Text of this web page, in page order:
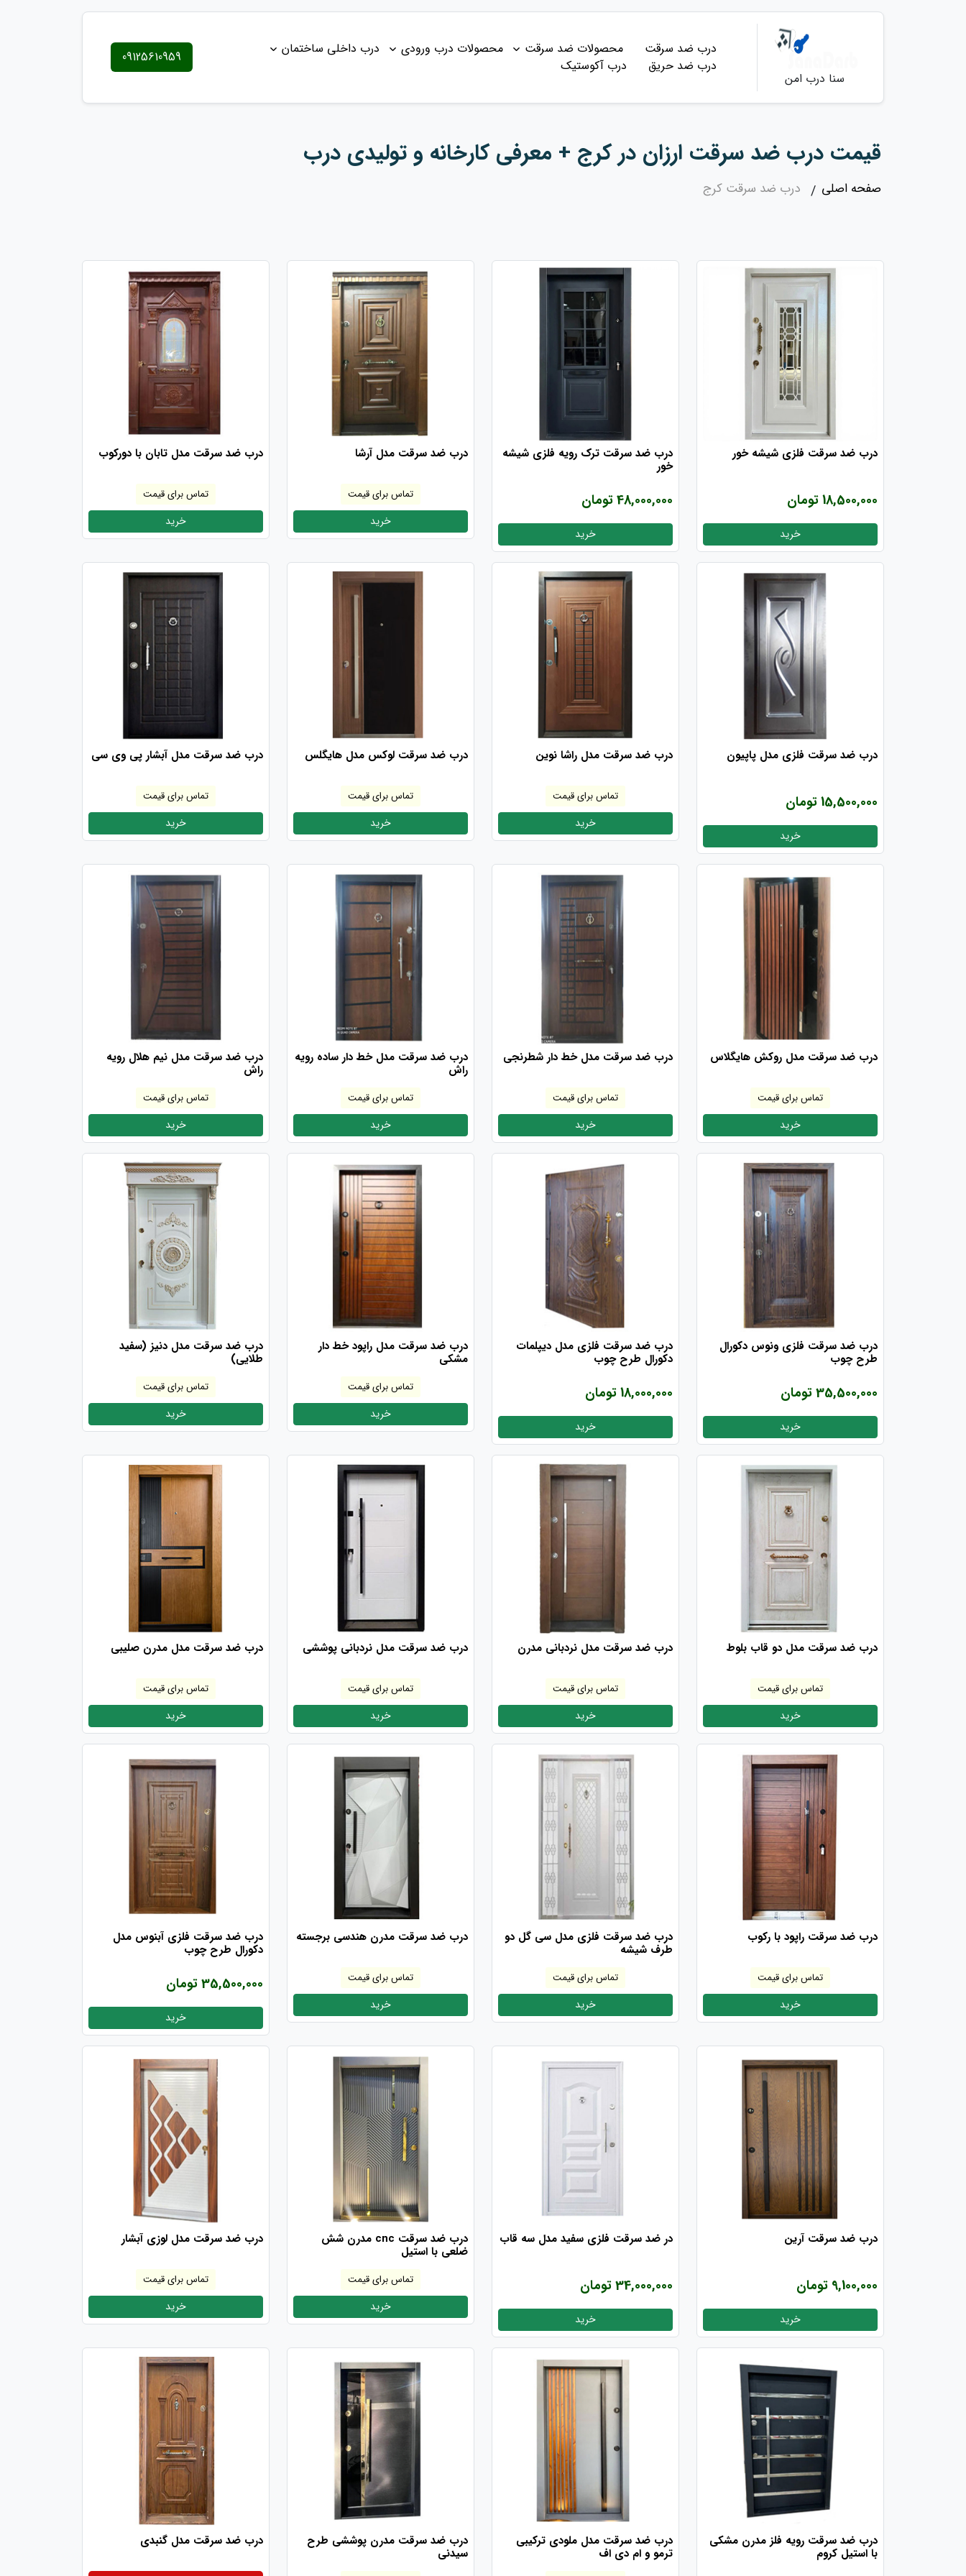
سنا درب امن
درب ضد سرقت محصولات ضد سرقت محصولات درب ورودی
درب داخلی ساختمان
درب ضد حریق
درب آکوستیک 09125610959
قیمت درب ضد سرقت ارزان در کرج + معرفی کارخانه و تولیدی درب
صفحه اصلی درب ضد سرقت کرج
درب ضد سرقت فلزی شیشه خور
18,500,000 تومان
خرید
درب ضد سرقت ترک رویه فلزی شیشه
خور
48,000,000 تومان
خرید
درب ضد سرقت مدل آرشا
تماس برای قیمت
خرید
درب ضد سرقت مدل تابان با دورکوب
تماس برای قیمت
خرید
درب ضد سرقت فلزی مدل پاپیون
15,500,000 تومان
خرید
درب ضد سرقت مدل راشا نوین
تماس برای قیمت
خرید
درب ضد سرقت لوکس مدل هایگلس
تماس برای قیمت
خرید
درب ضد سرقت مدل آبشار پی وی سی
تماس برای قیمت
خرید
درب ضد سرقت مدل روکش هایگلاس
تماس برای قیمت
خرید
درب ضد سرقت مدل خط دار شطرنجی
تماس برای قیمت
خرید
درب ضد سرقت مدل خط دار ساده رویه
راش
تماس برای قیمت
خرید
درب ضد سرقت مدل نیم هلال رویه
راش
تماس برای قیمت
خرید
درب ضد سرقت فلزی ونوس دکورال
طرح چوب
35,500,000 تومان
خرید
درب ضد سرقت فلزی مدل دیپلمات
دکورال طرح چوب
18,000,000 تومان
خرید
درب ضد سرقت مدل راپود خط دار
مشکی
تماس برای قیمت
خرید
درب ضد سرقت مدل دنیز (سفید
طلایی)
تماس برای قیمت
خرید
درب ضد سرقت مدل دو قاب بلوط
تماس برای قیمت
خرید
درب ضد سرقت مدل نردبانی مدرن
تماس برای قیمت
خرید
درب ضد سرقت مدل نردبانی پوششی
تماس برای قیمت
خرید
درب ضد سرقت مدل مدرن صلیبی
تماس برای قیمت
خرید
درب ضد سرقت راپود با رکوب
تماس برای قیمت
خرید
درب ضد سرقت فلزی مدل سی گل دو
طرف شیشه
تماس برای قیمت
خرید
درب ضد سرقت مدرن هندسی برجسته
تماس برای قیمت
خرید
درب ضد سرقت فلزی آبنوس مدل
دکورال طرح چوب
35,500,000 تومان
خرید
درب ضد سرقت آرین
9,100,000 تومان
خرید
در ضد سرقت فلزی سفید مدل سه قاب
34,000,000 تومان
خرید
درب ضد سرقت cnc مدرن شش
ضلعی با استیل
تماس برای قیمت
خرید
درب ضد سرقت مدل لوزی آبشار
تماس برای قیمت
خرید
درب ضد سرقت رویه فلز مدرن مشکی
با استیل کروم
درب ضد سرقت مدل ملودی ترکیبی
ترمو و ام دی اف
درب ضد سرقت مدرن پوششی طرح
سیدنی
درب ضد سرقت مدل گنبدی